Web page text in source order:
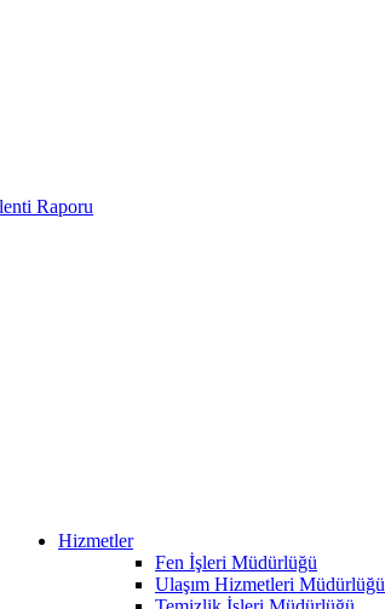
Raporu
Hizmetler
Fen İşleri Müdürlüğü
Ulaşım Hizmetleri Müdürlüğü